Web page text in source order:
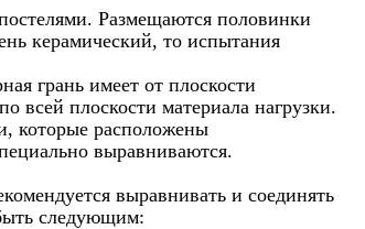
Размещаются половинки
керамический, то испытания
грань имеет от плоскости
всей плоскости материала нагрузки.
которые расположены
выравниваются.
выравнивать и соединять
следующим: